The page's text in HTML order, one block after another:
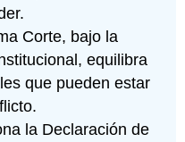
Corte, bajo la
equilibra
que pueden estar
la Declaración de